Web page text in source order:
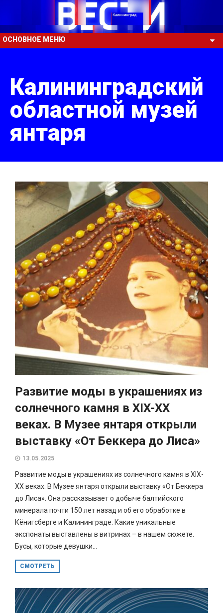
ОСНОВНОЕ МЕНЮ
Калининградский
областной музей
янтаря
Развитие моды в украшениях из
солнечного камня в XIX-XX
веках. В Музее янтаря открыли
выставку «От Беккера до Лиса»
13.05.2025
Развитие моды в украшениях из солнечного камня в XIX-
XX веках. В Музее янтаря открыли выставку «От Беккера
до Лиса». Она рассказывает о добыче балтийского
минерала почти 150 лет назад и об его обработке в
Кёнигсберге и Калининграде. Какие уникальные
экспонаты выставлены в витринах – в нашем сюжете.
Бусы, которые девушки...
СМОТРЕТЬ